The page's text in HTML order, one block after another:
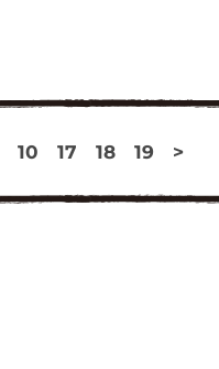
10 17 18 19 >